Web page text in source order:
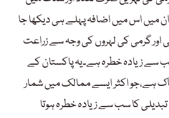
میں اس میں اضافہ پہلے ہی دیکھا جا
گرمی کی لہروں کی وجہ سے زراعت
سے زیادہ خطرہ ہے۔یہ پاکستان کے
ہے،جو اکثر ایسے ممالک میں شمار
کا سب سے زیادہ خطرہ ہوتا